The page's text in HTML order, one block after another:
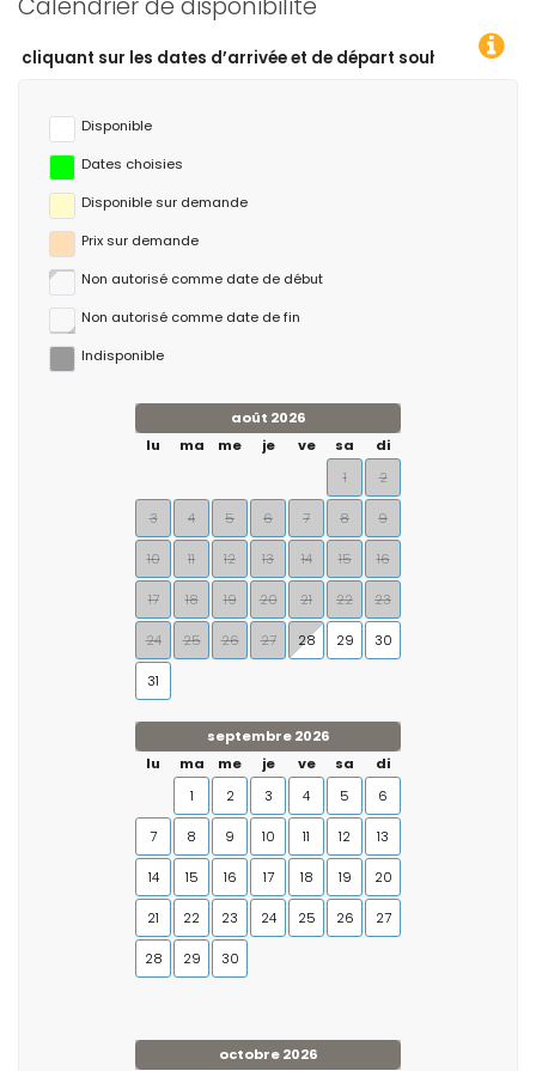
dates d’arrivée et de départ souhaitées !
Disponible
Dates choisies
Disponible sur demande
Prix ​​sur demande
Non autorisé comme date de début
Non autorisé comme date de fin
Indisponible
août 2026
lu
ma me je ve sa
di
1
2
3 4 5 6 7 8 9
10 11 12 13 14 15 16
17 18 19 20 21 22 23
24 25 26 27 28 29 30
31
septembre 2026
lu
ma me je ve sa
di
1
2 3 4 5 6
7 8 9 10 11 12 13
14 15 16 17 18 19 20
21 22 23 24 25 26 27
28 29 30
octobre 2026